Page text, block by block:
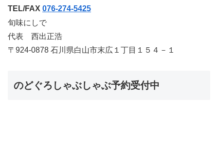
TEL/FAX 076-274-5425
旬味にしで
代表 西出正浩
〒924-0878 石川県白山市末広１丁目１５４－１
のどぐろしゃぶしゃぶ予約受付中